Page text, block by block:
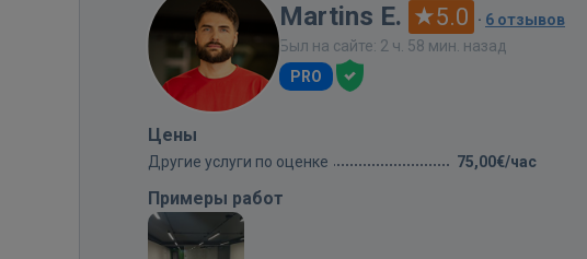
Martins E. 5.0 · 6 отзывов
Был на сайте: 2 ч. 58 мин. назад
PRO
Цены
Другие услуги по оценке 75,00€/час
Примеры работ